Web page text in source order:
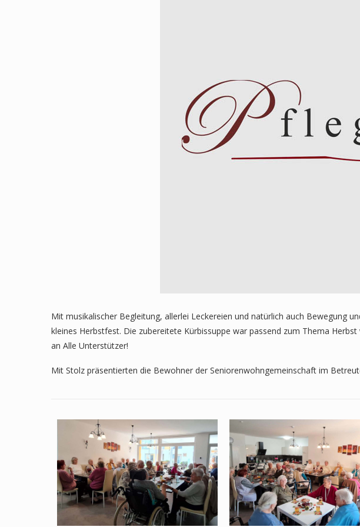
Mit musikalischer Begleitung, allerlei Leckereien und natürlich auch Bewegung
kleines Herbstfest. Die zubereitete Kürbissuppe war passend zum Thema
an Alle Unterstützer!
Mit Stolz präsentierten die Bewohner der Seniorenwohngemeinschaft im